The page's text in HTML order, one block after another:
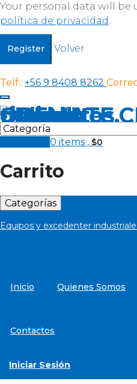
Your personal data will be
política de privacidad.
Register Volver
Telf.: +56 9 8408 8262
0 items , $0
Carrito
Categorías
Equipos y excedenter
Inicio Quienes Somos
Contactos
Iniciar Sesión